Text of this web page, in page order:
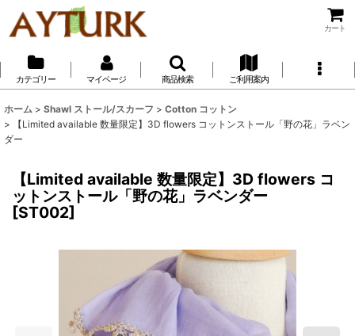
カート
カテゴリー マイページ 商品検索 ご利用案内
ホーム > Shawl ストール/スカーフ > Cotton コットン
>
【Limited available 数量限定】3D flowers コットンストール「野の花」ラベン
ダー
【Limited available 数量限定】3D flowers コ
ットンストール「野の花」ラベンダー
[ST002]